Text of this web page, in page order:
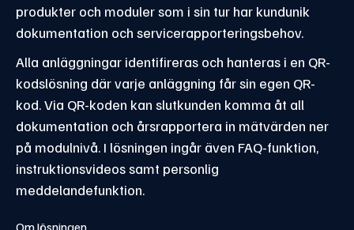
produkter och moduler som i sin tur har kundunik
dokumentation och servicerapporteringsbehov.
Alla anläggningar identifireras och hanteras i en QR-
kodslösning där varje anläggning får sin egen QR-
kod. Via QR-koden kan slutkunden komma åt all
dokumentation och årsrapportera in mätvärden ner
på modulnivå. I lösningen ingår även FAQ-funktion,
instruktionsvideos samt personlig
meddelandefunktion.